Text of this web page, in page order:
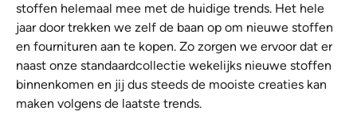
stoffen helemaal mee met de huidige trends. Het hele
jaar door trekken we zelf de baan op om nieuwe stoffen
en fournituren aan te kopen. Zo zorgen we ervoor dat er
naast onze standaardcollectie wekelijks nieuwe stoffen
binnenkomen en jij dus steeds de mooiste creaties kan
maken volgens de laatste trends.